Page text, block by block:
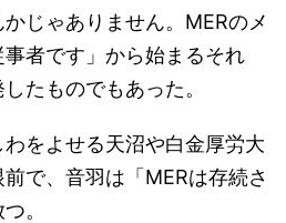
かじゃありません。MERのメ
者です」から始まるそれ
たものでもあった。
をよせる天沼や白金厚労大
で、音羽は「MERは存続さ
。